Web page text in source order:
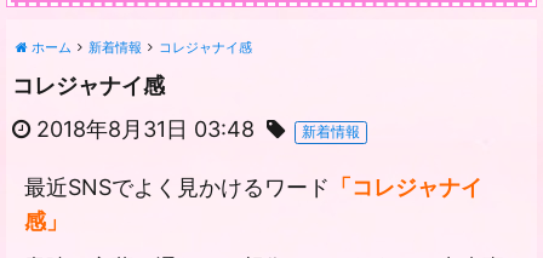
ホーム 新着情報 コレジャナイ感
コレジャナイ感
2018年8月31日 03:48
新着情報
最近SNSでよく見かけるワード 「コレジャナイ
感」